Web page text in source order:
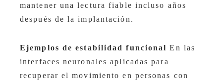
mantener una lectura fiable incluso años
después de la implantación.
Ejemplos de estabilidad funcional En las
interfaces neuronales aplicadas para
recuperar el movimiento en personas con